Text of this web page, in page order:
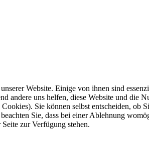
Website. Einige von ihnen sind
andere uns helfen, diese Website und die
Sie können selbst entscheiden, ob
Sie, dass bei einer Ablehnung
zur Verfügung stehen.